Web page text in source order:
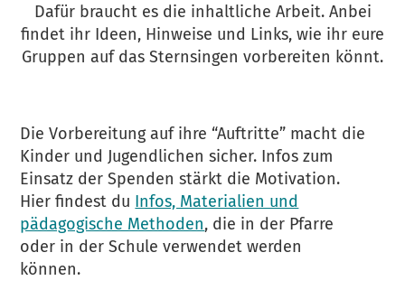
Dafür braucht es die inhaltliche Arbeit. Anbei
findet ihr Ideen, Hinweise und Links, wie ihr eure
Gruppen auf das Sternsingen vorbereiten könnt.
Die Vorbereitung auf ihre “Auftritte” macht die
Kinder und Jugendlichen sicher. Infos zum
Einsatz der Spenden stärkt die Motivation.
Hier findest du Infos, Materialien und
pädagogische Methoden, die in der Pfarre
oder in der Schule verwendet werden
können.